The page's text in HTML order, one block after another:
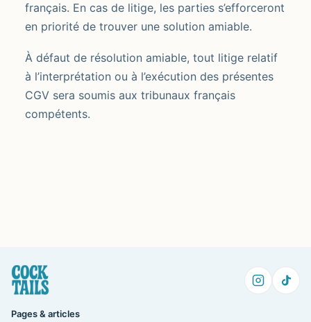
français. En cas de litige, les parties s’efforceront
en priorité de trouver une solution amiable.
À défaut de résolution amiable, tout litige relatif
à l’interprétation ou à l’exécution des présentes
CGV sera soumis aux tribunaux français
compétents.
Pages & articles